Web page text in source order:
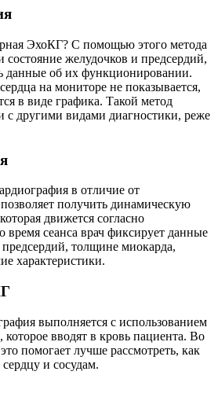
ЭхоКГ? С помощью этого метода
состояние желудочков и предсердий,
данные об их функционировании.
на мониторе не показывается,
в виде графика. Такой метод
с другими видами диагностики, реже
в отличие от
получить динамическую
движется согласно
время сеанса врач фиксирует данные
толщине миокарда,
характеристики.
выполняется с использованием
которое вводят в кровь пациента. Во
помогает лучше рассмотреть, как
и сосудам.